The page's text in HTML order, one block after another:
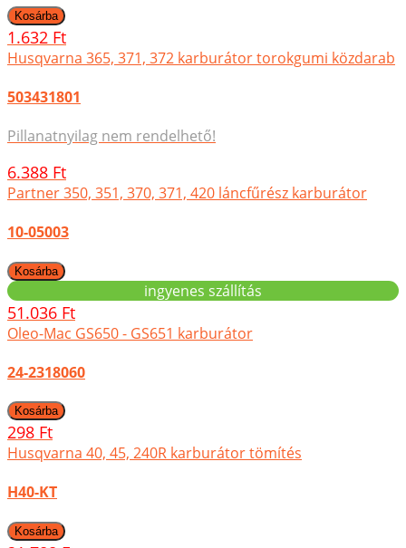
1.632 Ft
Husqvarna 365, 371, 372 karburátor torokgumi közdarab
503431801
Pillanatnyilag nem rendelhető!
6.388 Ft
Partner 350, 351, 370, 371, 420 láncfűrész karburátor
10-05003
ingyenes szállítás
51.036 Ft
Oleo-Mac GS650 - GS651 karburátor
24-2318060
298 Ft
Husqvarna 40, 45, 240R karburátor tömítés
H40-KT